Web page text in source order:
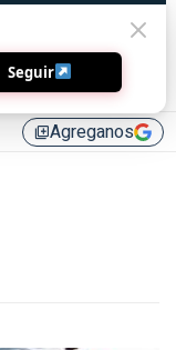
library_addAgreganos
Seguir